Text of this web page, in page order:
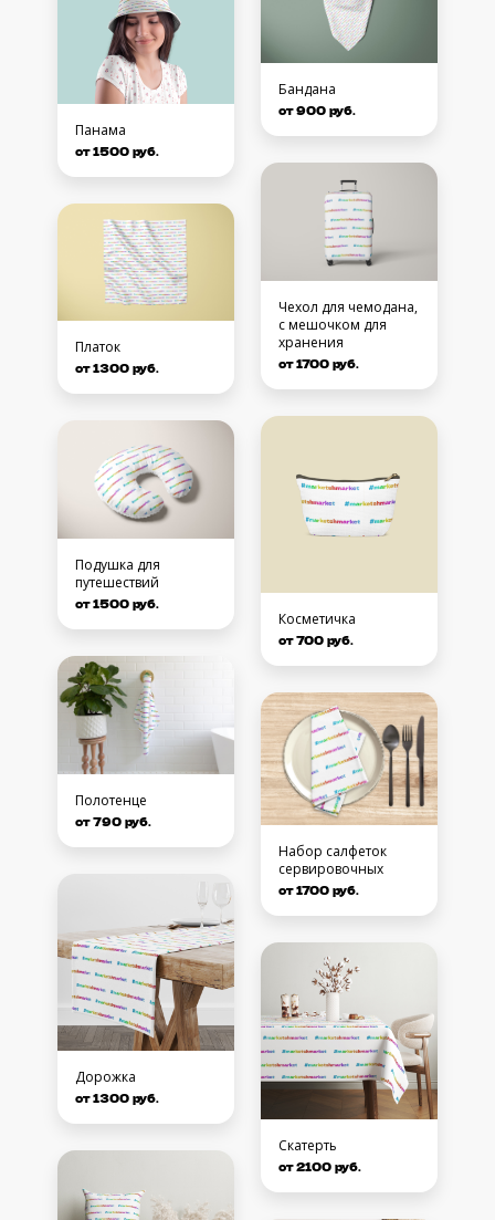
Панама
от 1500 руб.
Платок
от 1300 руб.
Подушка для
путешествий
от 1500 руб.
Полотенце
от 790 руб.
Дорожка
от 1300 руб.
Бандана
от 900 руб.
Чехол для чемодана,
с мешочком для
хранения
от 1700 руб.
Косметичка
от 700 руб.
Набор салфеток
сервировочных
от 1700 руб.
Скатерть
от 2100 руб.